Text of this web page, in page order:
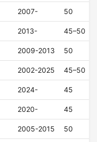
2007- 50
2013- 45–50
2009-2013 50
2002-2025 45–50
2024- 45
2020- 45
2005-2015 50